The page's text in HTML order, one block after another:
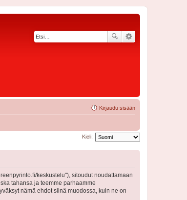
Kirjaudu sisään
Kieli:
keskustelu"), sitoudut noudattamaan
tahansa ja teemme parhaamme
nämä ehdot siinä muodossa, kuin ne on